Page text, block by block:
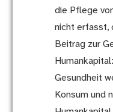
die Pflege
nicht erfasst,
Beitrag zur
Gesundheit
Konsum und